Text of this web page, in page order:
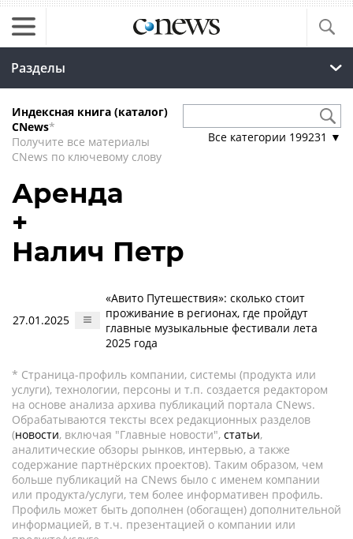
Разделы
Индексная книга (каталог)
CNews*
Получите все материалы
CNews по ключевому слову
Все категории 199231 ▼
Аренда
+
Налич Петр
27.01.2025
«Авито Путешествия»: сколько стоит
проживание в регионах, где пройдут
главные музыкальные фестивали лета
2025 года
* Страница-профиль компании, системы (продукта или
услуги), технологии, персоны и т.п. создается редактором
на основе анализа архива публикаций портала CNews.
Обрабатываются тексты всех редакционных разделов
(новости, включая "Главные новости", статьи,
аналитические обзоры рынков, интервью, а также
содержание партнёрских проектов). Таким образом, чем
больше публикаций на CNews было с именем компании
или продукта/услуги, тем более информативен профиль.
Профиль может быть дополнен (обогащен) дополнительной
информацией, в т.ч. презентацией о компании или